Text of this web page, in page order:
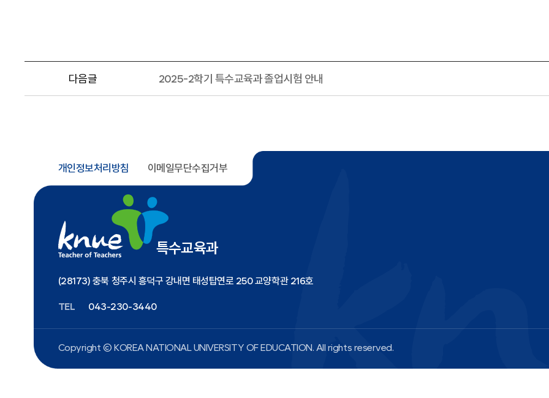
다음글 2025-2학기 특수교육과 졸업시험 안내
개인정보처리방침 이메일무단수집거부
특수교육과
(28173) 충북 청주시 흥덕구 강내면 태성탑연로 250 교양학관 216호
TEL 043-230-3440
Copyright ⓒ KOREA NATIONAL UNIVERSITY OF EDUCATION. All rights reserved.